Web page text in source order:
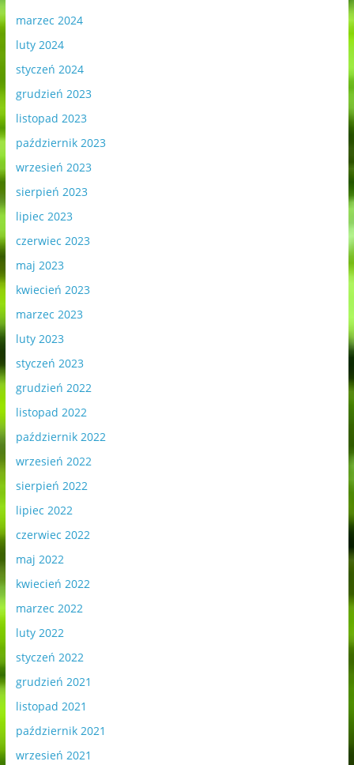
marzec 2024
luty 2024
styczeń 2024
grudzień 2023
listopad 2023
październik 2023
wrzesień 2023
sierpień 2023
lipiec 2023
czerwiec 2023
maj 2023
kwiecień 2023
marzec 2023
luty 2023
styczeń 2023
grudzień 2022
listopad 2022
październik 2022
wrzesień 2022
sierpień 2022
lipiec 2022
czerwiec 2022
maj 2022
kwiecień 2022
marzec 2022
luty 2022
styczeń 2022
grudzień 2021
listopad 2021
październik 2021
wrzesień 2021